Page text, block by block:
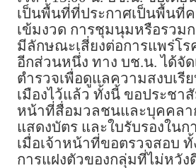
เป็นพื้นที่ที่ประกาศเป็นพื้นที่
เข้มงวด การชุมนุมหรือรวม
มีลักษณะเสี่ยงต่อการแพร่โร
อีกส่วนหนึ่ง ทาง บช.น. ได้จัด
ตำรวจเพื่อดูแลความสงบเรี
เมืองไว้แล้ว ทั้งนี้ ขอประช
หน้าที่สื่อมวลชนและบุคคลา
แสดงบัตร และใบรับรองใน
เมื่อเจ้าหน้าที่ขอตรวจสอบ ทั้
การแฝงตัวของกลุ่มที่ไม่หวัง